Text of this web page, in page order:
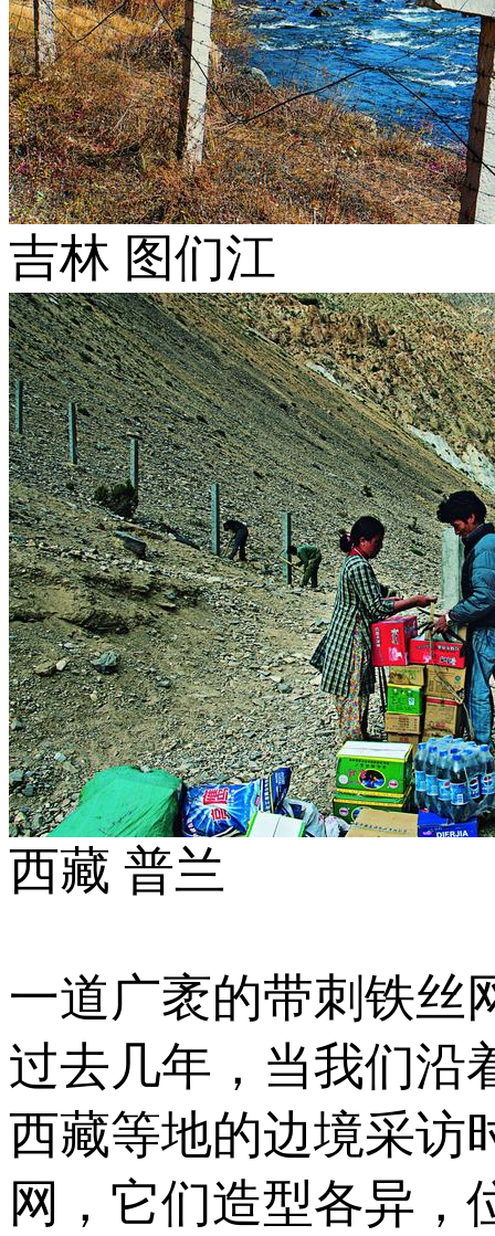
吉林 图们江
西藏 普兰
一道广袤的带刺铁丝
过去几年，当我们沿
西藏等地的边境采访
网，它们造型各异，